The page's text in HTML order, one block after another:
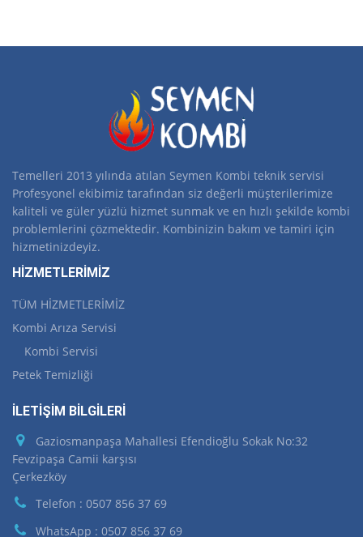
Temelleri 2013 yılında atılan Seymen Kombi teknik servisi
Profesyonel ekibimiz tarafından siz değerli müşterilerimize
kaliteli ve güler yüzlü hizmet sunmak ve en hızlı şekilde kombi
problemlerini çözmektedir. Kombinizin bakım ve tamiri için
hizmetinizdeyiz.
HİZMETLERİMİZ
TÜM HİZMETLERİMİZ
Kombi Arıza Servisi
Kombi Servisi
Petek Temizliği
İLETİŞİM BİLGİLERİ
Gaziosmanpaşa Mahallesi Efendioğlu Sokak No:32
Fevzipaşa Camii karşısı
Çerkezköy
Telefon : 0507 856 37 69
WhatsApp : 0507 856 37 69